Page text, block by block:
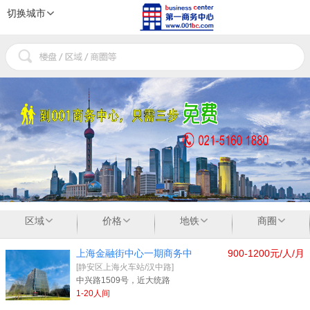
切换城市
区域 价格 地铁 商圈
900-1200元/人/月
上海金融街中心一期商务中
[静安区上海火车站/汉中路]
中兴路1509号，近大统路
1-20人间